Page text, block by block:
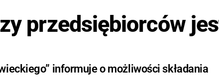
przedsiębiorców
informuje o możliwości składania